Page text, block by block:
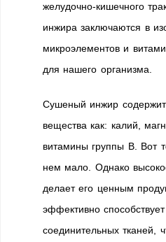
желудочно-кишечного
инжира заключаются в
микроэлементов и
для нашего организма.
Сушеный инжир
вещества как: калий,
витамины группы В. Вот
нем мало. Однако
делает его ценным
эффективно
соединительных тканей,